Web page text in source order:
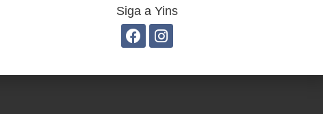
Siga a Yins